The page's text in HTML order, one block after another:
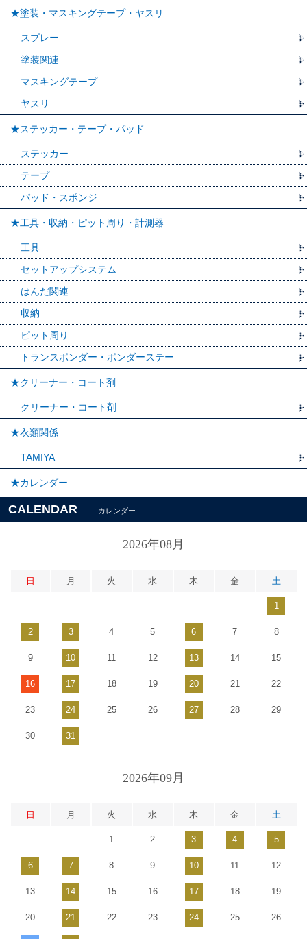
★塗装・マスキングテープ・ヤスリ
スプレー
塗装関連
マスキングテープ
ヤスリ
★ステッカー・テープ・パッド
ステッカー
テープ
パッド・スポンジ
★工具・収納・ピット周り・計測器
工具
セットアップシステム
はんだ関連
収納
ピット周り
トランスポンダー・ポンダーステー
★クリーナー・コート剤
クリーナー・コート剤
★衣類関係
TAMIYA
★カレンダー
CALENDAR カレンダー
2026年08月
日 月 火 水 木 金 土
1
2 3 4 5 6 7 8
9 10 11 12 13 14 15
16 17 18 19 20 21 22
23 24 25 26 27 28 29
30 31
2026年09月
日 月 火 水 木 金 土
1 2 3 4 5
6 7 8 9 10 11 12
13 14 15 16 17 18 19
20 21 22 23 24 25 26